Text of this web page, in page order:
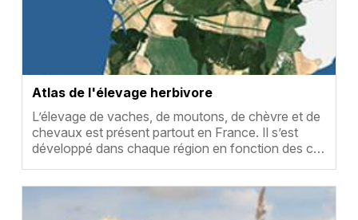
Atlas de l'élevage herbivore
Résumé
L’élevage de vaches, de moutons, de chèvre et de
chevaux est présent partout en France. Il s’est
développé dans chaque région en fonction des c…